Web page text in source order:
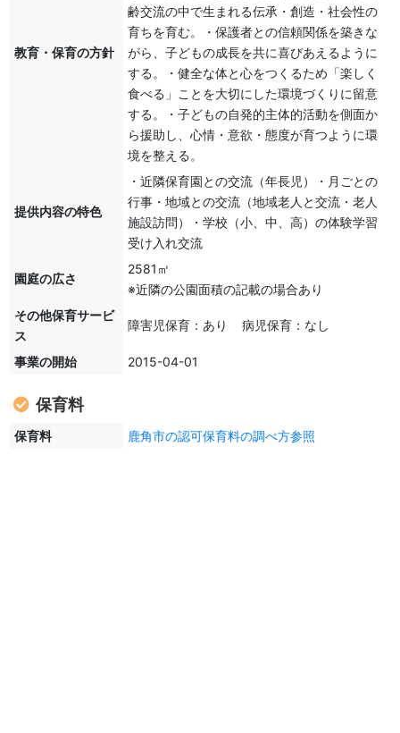
教育・保育の方針
齢交流の中で生まれる伝承・創造・社会性の
育ちを育む。・保護者との信頼関係を築きな
がら、子どもの成長を共に喜びあえるように
する。・健全な体と心をつくるため「楽しく
食べる」ことを大切にした環境づくりに留意
する。・子どもの自発的主体的活動を側面か
ら援助し、心情・意欲・態度が育つように環
境を整える。
提供内容の特色
・近隣保育園との交流（年長児）・月ごとの
行事・地域との交流（地域老人と交流・老人
施設訪問）・学校（小、中、高）の体験学習
受け入れ交流
園庭の広さ
2581㎡
※近隣の公園面積の記載の場合あり
その他保育サービ
ス
障害児保育：あり 病児保育：なし
事業の開始 2015-04-01
保育料
保育料 鹿角市の認可保育料の調べ方参照